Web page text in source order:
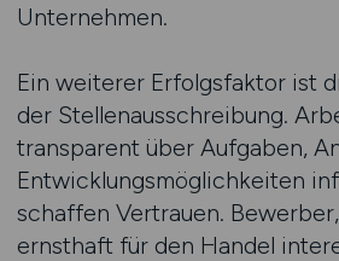
Unternehmen.
Ein weiterer Erfolgsfaktor ist
der Stellenausschreibung.
transparent über Aufgaben,
Entwicklungsmöglichkeiten
schaffen Vertrauen.
ernsthaft für den Handel